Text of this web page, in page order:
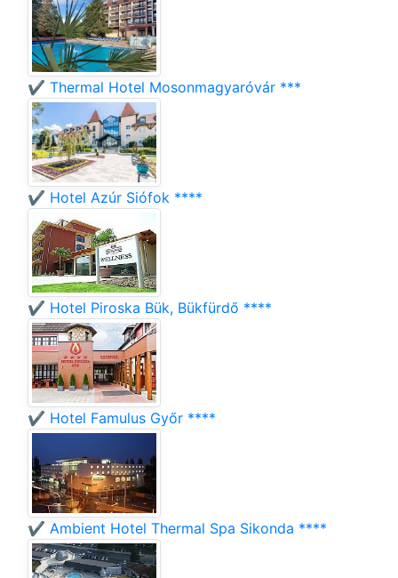
✔️ Thermal Hotel Mosonmagyaróvár ***
✔️ Hotel Azúr Siófok ****
✔️ Hotel Piroska Bük, Bükfürdő ****
✔️ Hotel Famulus Győr ****
✔️ Ambient Hotel Thermal Spa Sikonda ****